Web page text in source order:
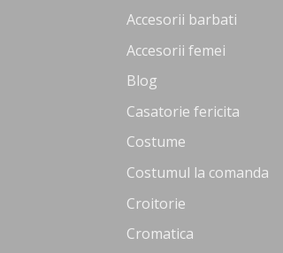
Accesorii barbati
Accesorii femei
Blog
Casatorie fericita
Costume
Costumul la comanda
Croitorie
Cromatica